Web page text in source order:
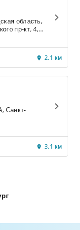
область,
пр-кт, 4,
2.1 км
3.1 км